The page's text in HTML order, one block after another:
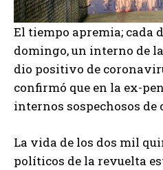
El tiempo apremia; cada
domingo, un interno de
dio positivo de
confirmó que en la ex-
internos sospechosos de
La vida de los dos mil
políticos de la revuelta